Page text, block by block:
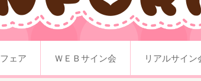
フェア ＷＥＢサイン会 リアルサイン